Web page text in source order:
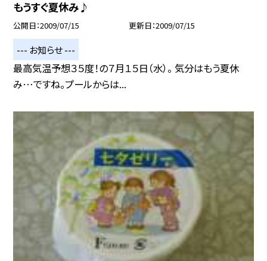
もうすぐ夏休み♪
公開日 2009/07/15 更新日 2009/07/15
--- お知らせ ---
最高気温予想３５度！の７月１５日（水）。 気分はもう夏休
み…ですね。プールからは...